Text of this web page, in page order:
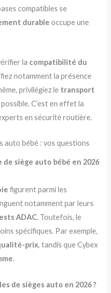
compatibles se
durable occupe une
la compatibilité du
notamment la présence
privilégiez le transport
C’est en effet la
en sécurité routière.
auto bébé : vos questions
siège auto bébé en 2026
figurent parmi les
notamment par leurs
ADAC. Toutefois, le
spécifiques. Par exemple,
prix, tandis que Cybex
.
de sièges auto en 2026 ?